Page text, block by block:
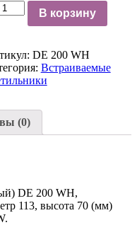
В корзину
DE 200 WH
Встраиваемые
(0)
DE 200 WH,
113, высота 70 (мм)